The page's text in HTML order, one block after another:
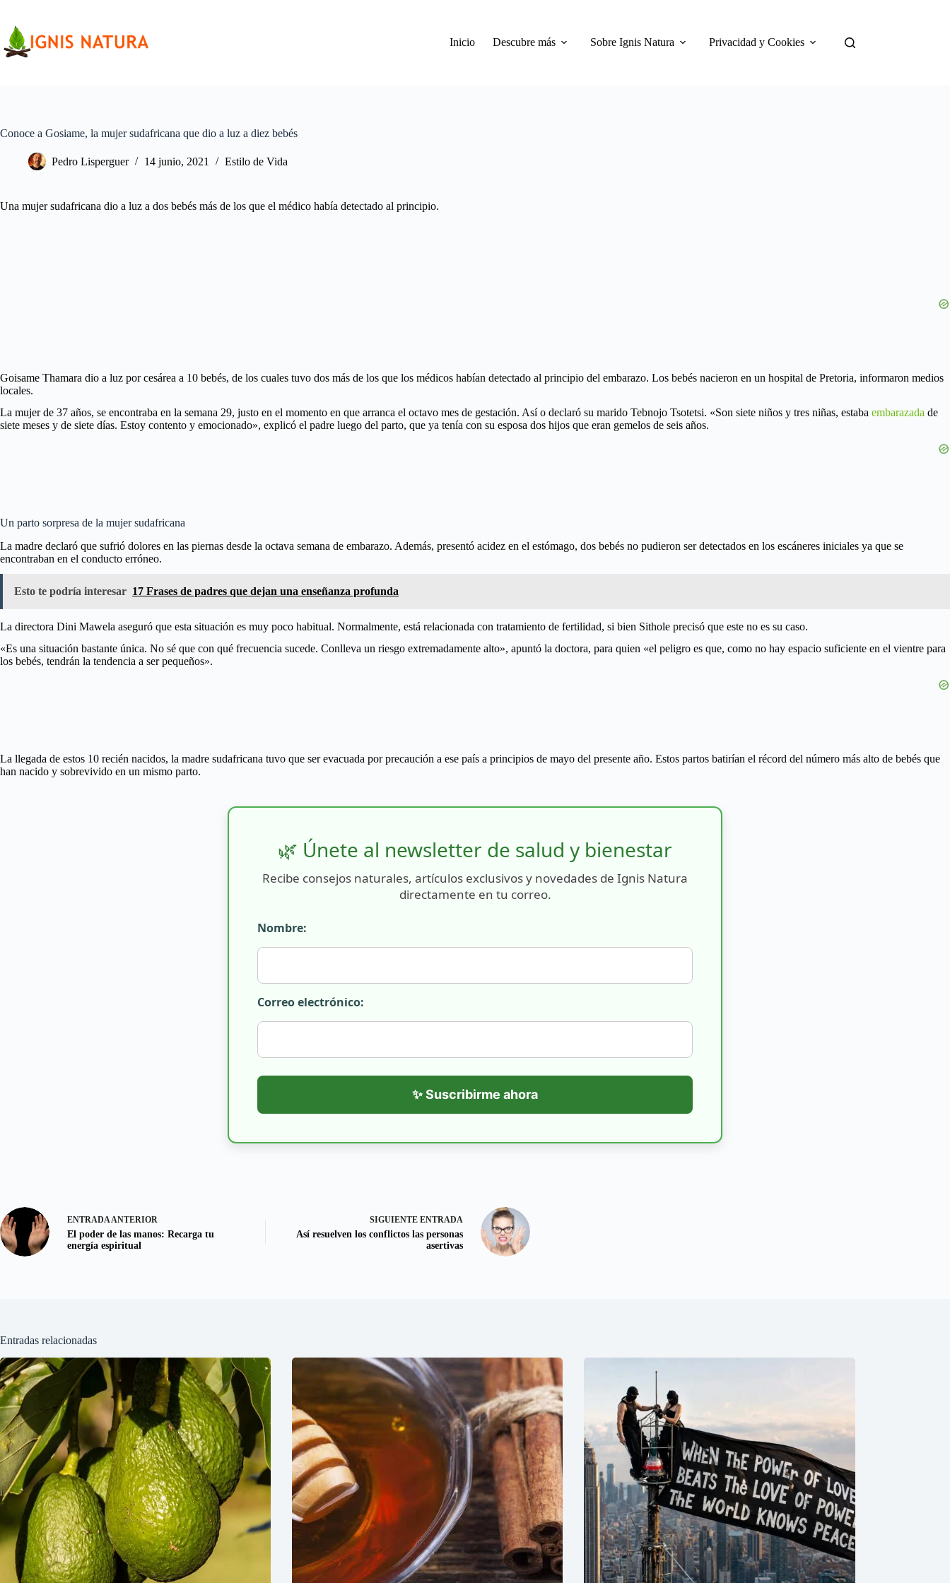
contenido
Inicio
Descubre más Sobre Ignis Natura Privacidad y Cookies
Conoce a Gosiame, la mujer sudafricana que dio a luz a diez bebés
Pedro Lisperguer 14 junio, 2021 Estilo de Vida
Una mujer sudafricana dio a luz a dos bebés más de los que el médico había detectado al principio.
Goisame Thamara dio a luz por cesárea a 10 bebés, de los cuales tuvo dos más de los que los médicos habían detectado al principio del embarazo. Los bebés nacieron en un hospital de Pretoria, informaron medios
locales.
La mujer de 37 años, se encontraba en la semana 29, justo en el momento en que arranca el octavo mes de gestación. Así o declaró su marido Tebnojo Tsotetsi. «Son siete niños y tres niñas, estaba embarazada de
siete meses y de siete días. Estoy contento y emocionado», explicó el padre luego del parto, que ya tenía con su esposa dos hijos que eran gemelos de seis años.
Un parto sorpresa de la mujer sudafricana
La madre declaró que sufrió dolores en las piernas desde la octava semana de embarazo. Además, presentó acidez en el estómago, dos bebés no pudieron ser detectados en los escáneres iniciales ya que se
encontraban en el conducto erróneo.
Esto te podría interesar 17 Frases de padres que dejan una enseñanza profunda
La directora Dini Mawela aseguró que esta situación es muy poco habitual. Normalmente, está relacionada con tratamiento de fertilidad, si bien Sithole precisó que este no es su caso.
«Es una situación bastante única. No sé que con qué frecuencia sucede. Conlleva un riesgo extremadamente alto», apuntó la doctora, para quien «el peligro es que, como no hay espacio suficiente en el vientre para
los bebés, tendrán la tendencia a ser pequeños».
La llegada de estos 10 recién nacidos, la madre sudafricana tuvo que ser evacuada por precaución a ese país a principios de mayo del presente año. Estos partos batirían el récord del número más alto de bebés que
han nacido y sobrevivido en un mismo parto.
🌿 Únete al newsletter de salud y bienestar
Recibe consejos naturales, artículos exclusivos y novedades de Ignis Natura
directamente en tu correo.
Nombre:
Correo electrónico:
✨ Suscribirme ahora
ENTRADA ANTERIOR
El poder de las manos: Recarga tu
energía espiritual
SIGUIENTE ENTRADA
Así resuelven los conflictos las personas
asertivas
Entradas relacionadas